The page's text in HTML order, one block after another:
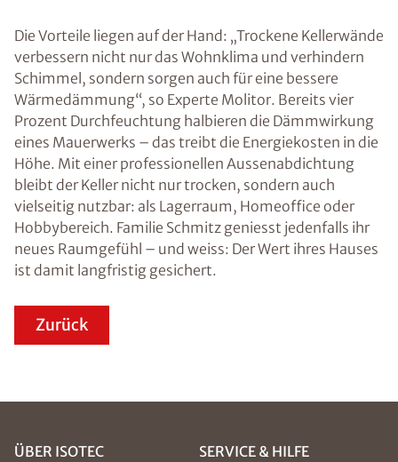
Die Vorteile liegen auf der Hand: „Trockene Kellerwände
verbessern nicht nur das Wohnklima und verhindern
Schimmel, sondern sorgen auch für eine bessere
Wärmedämmung“, so Experte Molitor. Bereits vier
Prozent Durchfeuchtung halbieren die Dämmwirkung
eines Mauerwerks – das treibt die Energiekosten in die
Höhe. Mit einer professionellen Aussenabdichtung
bleibt der Keller nicht nur trocken, sondern auch
vielseitig nutzbar: als Lagerraum, Homeoffice oder
Hobbybereich. Familie Schmitz geniesst jedenfalls ihr
neues Raumgefühl – und weiss: Der Wert ihres Hauses
ist damit langfristig gesichert.
Zurück
ÜBER ISOTEC SERVICE & HILFE